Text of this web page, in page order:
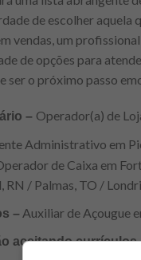
de escolher aquela
vendas, um
de opções para
ser o próximo passo
– Operador(a) de
Administrativo em
de Caixa em
RN / Palmas, TO /
– Auxiliar de Açougue
aceitando